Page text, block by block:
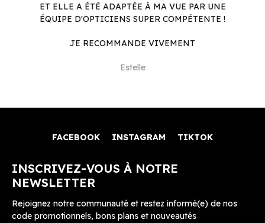
ET ELLE A ÉTÉ ADAPTÉE À MA VUE PAR UNE
ÉQUIPE D'OPTICIENS SUPER COMPÉTENTE !
JE RECOMMANDE VIVEMENT
Estelle
FACEBOOK INSTAGRAM TIKTOK
INSCRIVEZ-VOUS À NOTRE
NEWSLETTER
Rejoignez notre communauté et restez informé(e) de nos
code promotionnels, bons plans et nouveautés